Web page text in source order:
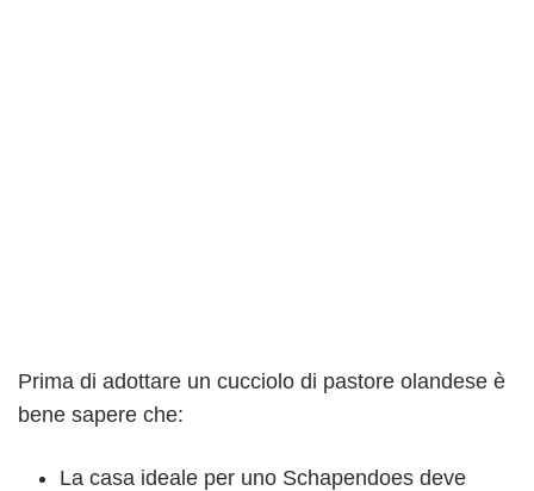
Prima di adottare un cucciolo di pastore olandese è
bene sapere che:
La casa ideale per uno Schapendoes deve